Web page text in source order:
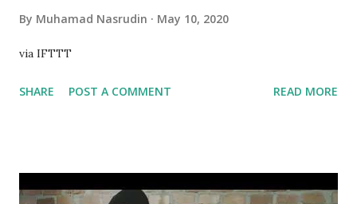
By Muhamad Nasrudin May 10, 2020
via IFTTT
SHARE POST A COMMENT READ MORE